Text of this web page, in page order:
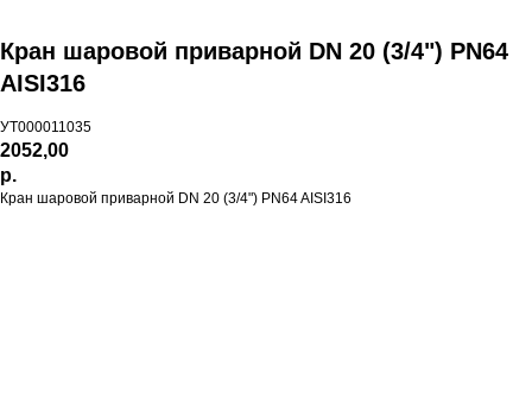
Кран шаровой приварной DN 20 (3/4") PN64
AISI316
УТ000011035
2052,00
р.
Кран шаровой приварной DN 20 (3/4") PN64 AISI316